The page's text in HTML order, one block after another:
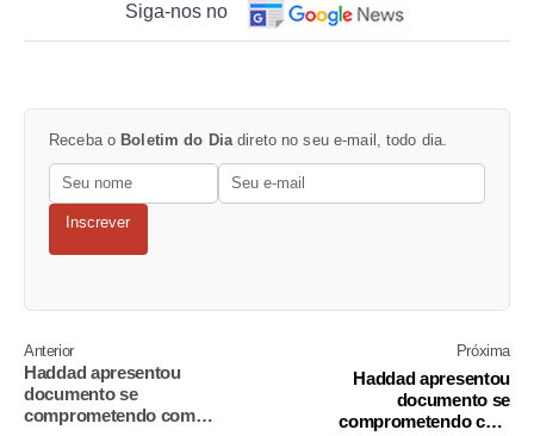
Siga-nos no
Receba o Boletim do Diadireto no seu e-mail, todo dia.
Inscrever
Anterior
Haddad apresentou
documento se
comprometendo com
Próxima
Haddad apresentou
documento se
comprometendo com